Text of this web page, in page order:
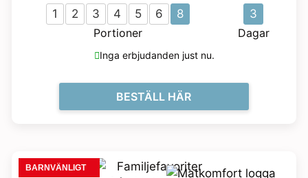
1 2 3 4 5 6
8
Portioner
3
Dagar
Inga erbjudanden just nu.
BESTÄLL HÄR
BARNVÄNLIGT